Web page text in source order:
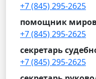
+7 (845) 295-2625
помощник
+7 (845) 295-2625
секретарь
+7 (845) 295-2625